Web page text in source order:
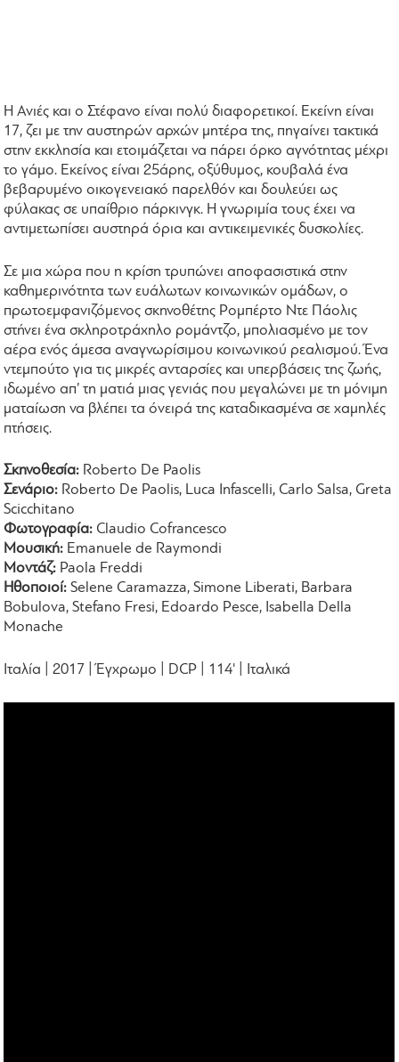
Η Ανιές και ο Στέφανο είναι πολύ διαφορετικοί. Εκείνη είναι
17, ζει με την αυστηρών αρχών μητέρα της, πηγαίνει τακτικά
στην εκκλησία και ετοιμάζεται να πάρει όρκο αγνότητας μέχρι
το γάμο. Εκείνος είναι 25άρης, οξύθυμος, κουβαλά ένα
βεβαρυμένο οικογενειακό παρελθόν και δουλεύει ως
φύλακας σε υπαίθριο πάρκινγκ. Η γνωριμία τους έχει να
αντιμετωπίσει αυστηρά όρια και αντικειμενικές δυσκολίες.
Σε μια χώρα που η κρίση τρυπώνει αποφασιστικά στην
καθημερινότητα των ευάλωτων κοινωνικών ομάδων, ο
πρωτοεμφανιζόμενος σκηνοθέτης Ρομπέρτο Ντε Πάολις
στήνει ένα σκληροτράχηλο ρομάντζο, μπολιασμένο με τον
αέρα ενός άμεσα αναγνωρίσιμου κοινωνικού ρεαλισμού. Ένα
ντεμπούτο για τις μικρές ανταρσίες και υπερβάσεις της ζωής,
ιδωμένο απ’ τη ματιά μιας γενιάς που μεγαλώνει με τη μόνιμη
ματαίωση να βλέπει τα όνειρά της καταδικασμένα σε χαμηλές
πτήσεις.
Σκηνοθεσία: Roberto De Paolis
Σενάριο: Roberto De Paolis, Luca Infascelli, Carlo Salsa, Greta
Scicchitano
Φωτογραφία: Claudio Cofrancesco
Μουσική: Emanuele de Raymondi
Μοντάζ: Paola Freddi
Ηθοποιοί: Selene Caramazza, Simone Liberati, Barbara
Bobulova, Stefano Fresi, Edoardo Pesce, Isabella Della
Monache
Ιταλία | 2017 | Έγχρωμο | DCP | 114' | Ιταλικά